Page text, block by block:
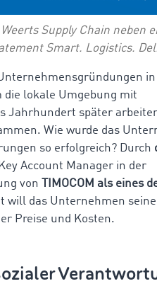
Supply Chain neben
Smart. Logistics.
die lokale Umgebung mit
Jahrhundert später
Wie wurde das
so erfolgreich? Durch
Account Manager in der
von TIMOCOM als eines
will das Unternehmen
Preise und Kosten.